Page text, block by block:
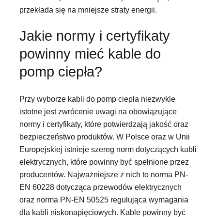
przekłada się na mniejsze straty energii.
Jakie normy i certyfikaty
powinny mieć kable do
pomp ciepła?
Przy wyborze kabli do pomp ciepła niezwykle
istotne jest zwrócenie uwagi na obowiązujące
normy i certyfikaty, które potwierdzają jakość oraz
bezpieczeństwo produktów. W Polsce oraz w Unii
Europejskiej istnieje szereg norm dotyczących kabli
elektrycznych, które powinny być spełnione przez
producentów. Najważniejsze z nich to norma PN-
EN 60228 dotycząca przewodów elektrycznych
oraz norma PN-EN 50525 regulująca wymagania
dla kabli niskonapięciowych. Kable powinny być